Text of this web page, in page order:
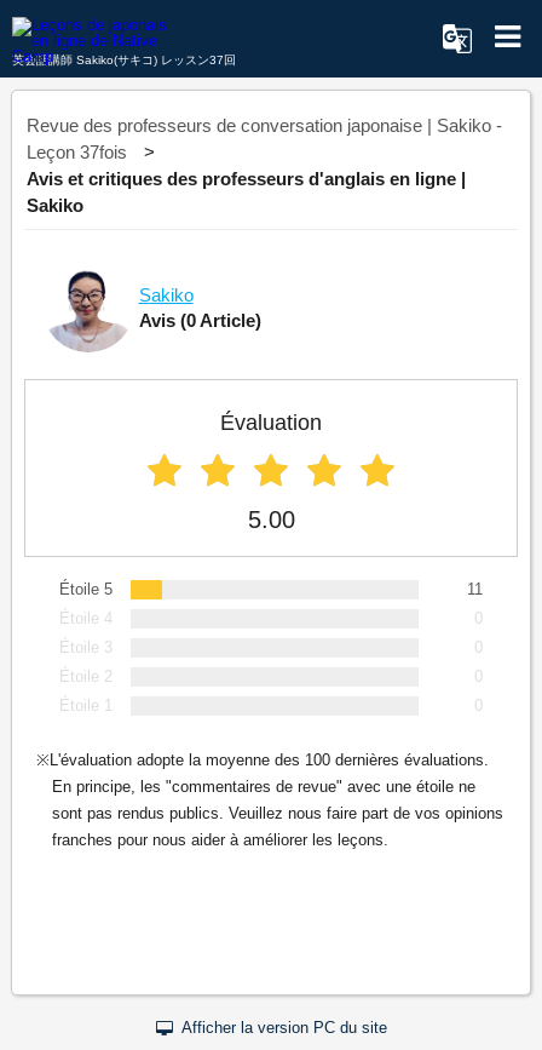
英会話講師 Sakiko(サキコ) レッスン37回
Revue des professeurs de conversation japonaise | Sakiko -
Leçon 37fois
Avis et critiques des professeurs d'anglais en ligne |
Sakiko
Sakiko
Avis (0 Article)
Évaluation
5.00
Étoile 5
11
Étoile 4
0
Étoile 3
0
Étoile 2
0
Étoile 1
0
L'évaluation adopte la moyenne des 100 dernières évaluations.
En principe, les "commentaires de revue" avec une étoile ne
sont pas rendus publics. Veuillez nous faire part de vos opinions
franches pour nous aider à améliorer les leçons.
Afficher la version PC du site